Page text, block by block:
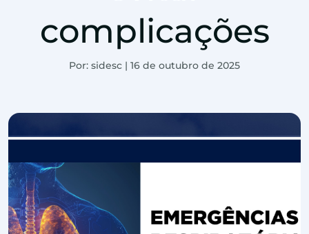
complicações
Por: sidesc | 16 de outubro de 2025